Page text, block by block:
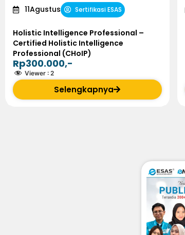
11Agustus Sertifikasi ESAS
Holistic Intelligence Professional –
Certified Holistic Intelligence
Professional (CHoIP)
Rp300.000,-
Viewer : 2
Selengkapnya